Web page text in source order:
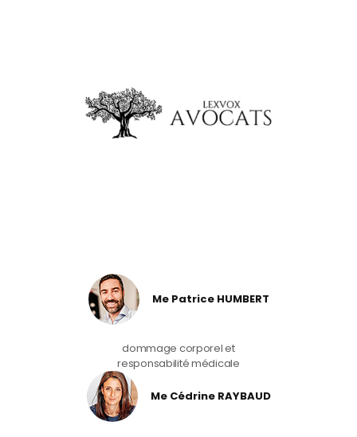
Me Patrice HUMBERT
dommage corporel et
responsabilité médicale
Me Cédrine RAYBAUD